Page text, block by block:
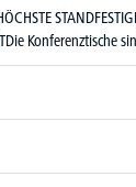
Konferenztische